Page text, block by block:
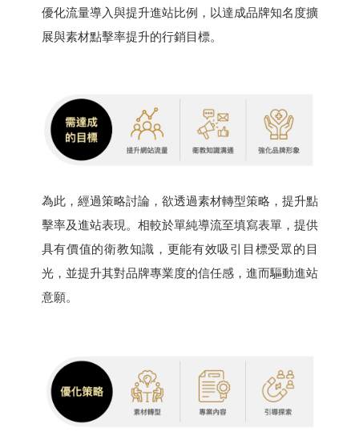
優化流量導入與提升進站比例，以達成品牌知名度擴
展與素材點擊率提升的行銷目標。
為此，經過策略討論，欲透過素材轉型策略，提升點
擊率及進站表現。相較於單純導流至填寫表單，提供
具有價值的衛教知識，更能有效吸引目標受眾的目
光，並提升其對品牌專業度的信任感，進而驅動進站
意願。